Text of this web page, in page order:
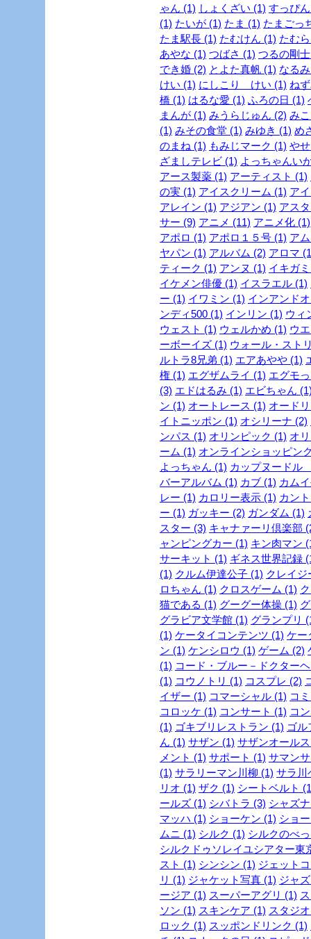
ゃん (1) しょくざい (1) すっぴ
(1) たいが (1) たま (1) たまごっ
たま駅長 (1) たむけん (1) たむ
あやな (1) つばさ (1) つるの剛
でき婚 (2) とよた真帆 (1) なる
けい (1) にしこり けい (1) ね
橋 (1) はるな愛 (1) ふろの日 (1)
まんが (1) みうらじゅん (2) み
(1) みその食堂 (1) みゆき (1) め
のまね (1) もみじマーク (1) や
ざましテレビ (1) よっちゃんい
アース製薬 (1) アーティスト (1)
の実 (1) アイスクリーム (1) ア
アレイン (1) アジアン (1) アス
サー (9) アニメ (11) アニメ化 (1)
アポロ (1) アポロ１５号 (1) ア
ヤパン (1) アルバム (2) アロマ
ティーク (1) アンヌ (1) イキガ
イケメン俳優 (1) イスラエル (1)
ー (1) イワミン (1) インアンド
ンディ500 (1) インリン (1) ウィ
ウェスト (1) ウェルかめ (1) ウ
ーボーイズ (1) ウォール・スト
ルトラ8兄弟 (1) エアあやや (1)
権 (1) エグザムライ (1) エグモ
(3) エドはるみ (1) エビちゃん
ン (1) オートレース (1) オード
イトニッポン (1) オシリーナ (2)
ンパス (1) オリンピック (1) オ
ーム (1) オンラインショッピン
よっちゃん (1) カップヌードル
バーアルバム (1) カブ (1) カム
レー (1) カロリー表示 (1) カン
ー (1) ガッキー (2) ガンダム (1)
スター (3) キャナァーリ倶楽部
ャンピングカー (1) キン肉マン
サーキット (1) ギネス世界記録
(1) クルム伊達公子 (1) クレイジ
ロちゃん (1) クロスゲーム (1)
猫である (1) グーグー体操 (1)
グラビア文学館 (1) グランプリ
(1) ケータイコンテンツ (1) ケー
ン (1) ケンシロウ (1) ゲーム (2)
(1) コード・ブルー－ドクター
(1) コウノトリ (1) コスプレ (2)
イザー (1) コマーシャル (1) コ
コロッケ (1) コンサート (1) コ
(1) ゴキブリレストラン (1) ゴル
ん (1) サザン (1) サザンオール
メント (1) サポート (1) サマン
(1) サラリーマン川柳 (1) サラ川
リオ (1) ザク (1) シートベルト
ールズ (1) シバトラ (3) シャズ
マッハ (1) ショーケン (1) ショ
ムニ (1) シルク (1) シルクのべ
シルクドゥソレイユシアター東
スト (1) シンシン (1) ジェット
リ (1) ジャケット写真 (1) ジャ
ージア (1) スーパーアグリ (1)
ソン (1) スキンケア (1) スタジ
ロック (1) スッポンドリンク (1)